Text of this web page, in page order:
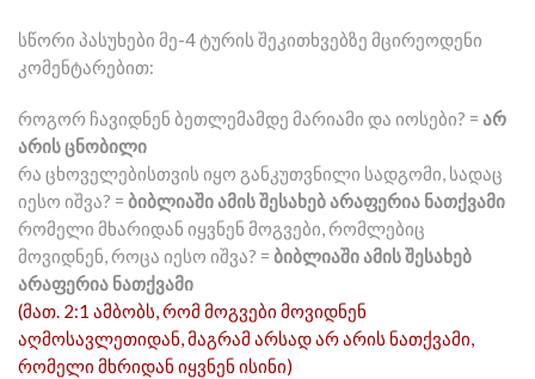
სწორი პასუხები მე-4 ტურის შეკითხვებზე მცირეოდენი
კომენტარებით:
როგორ ჩავიდნენ ბეთლემამდე მარიამი და იოსები? = არ
არის ცნობილი
რა ცხოველებისთვის იყო განკუთვნილი სადგომი, სადაც
იესო იშვა? = ბიბლიაში ამის შესახებ არაფერია ნათქვამი
რომელი მხარიდან იყვნენ მოგვები, რომლებიც
მოვიდნენ, როცა იესო იშვა? = ბიბლიაში ამის შესახებ
არაფერია ნათქვამი
(მათ. 2:1 ამბობს, რომ მოგვები მოვიდნენ
აღმოსავლეთიდან, მაგრამ არსად არ არის ნათქვამი,
რომელი მხრიდან იყვნენ ისინი)